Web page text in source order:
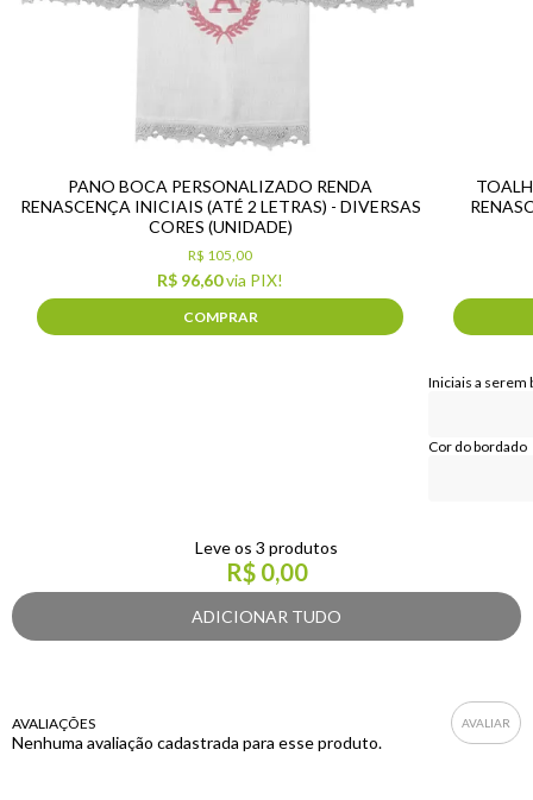
PANO BOCA PERSONALIZADO RENDA
RENASCENÇA INICIAIS (ATÉ 2 LETRAS) - DIVERSAS
CORES (UNIDADE)
R$ 96,60via PIX!
R$ 105,00
COMPRAR
Iniciais a serem
Cor do bordado
Leve os 3 produtos
R$ 0,00
AVALIAÇÕES
Nenhuma avaliação cadastrada para esse produto.